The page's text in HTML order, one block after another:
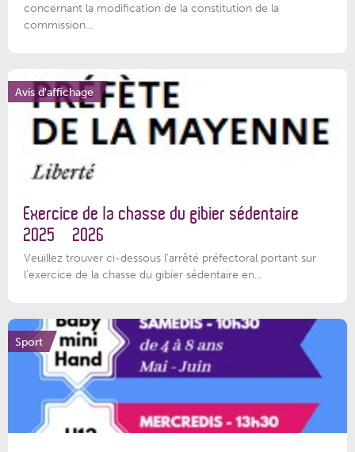
concernant la modification de la constitution de la
commission...
Avis d'affichage
Exercice de la chasse du gibier sédentaire
2025 – 2026
Veuillez trouver ci-dessous l'arrêté préfectoral portant sur
l'exercice de la chasse du gibier sédentaire en...
Sport